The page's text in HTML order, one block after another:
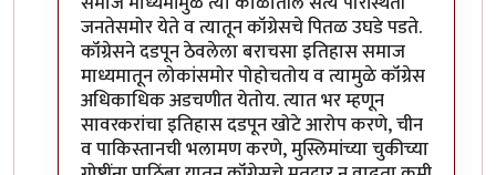
जनतेसमोर येते व त्यातून कॉग्रेसचे पितळ उघडे पडते.
कॉंग्रेसने दडपून ठेवलेला बराचसा इतिहास समाज
माध्यमातून लोकांसमोर पोहोचतोय व त्यामुळे कॉंग्रेस
अधिकाधिक अडचणीत येतोय. त्यात भर म्हणून
सावरकरांचा इतिहास दडपून खोटे आरोप करणे, चीन
व पाकिस्तानची भलामण करणे, मुस्लिमांच्या चुकीच्या